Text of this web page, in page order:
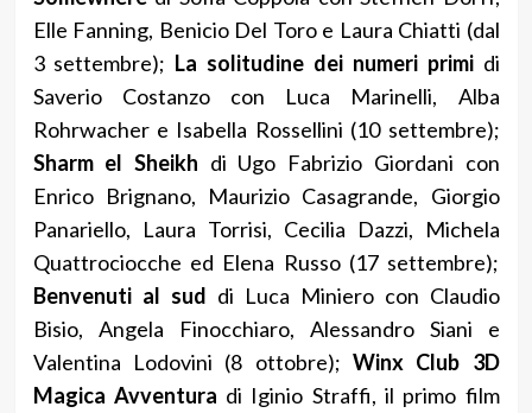
Elle Fanning, Benicio Del Toro e Laura Chiatti (dal
3 settembre); La solitudine dei numeri primidi
Saverio Costanzo con Luca Marinelli, Alba
Rohrwacher e Isabella Rossellini (10 settembre);
Sharm el Sheikh di Ugo Fabrizio Giordani con
Enrico Brignano, Maurizio Casagrande, Giorgio
Panariello, Laura Torrisi, Cecilia Dazzi, Michela
Quattrociocche ed Elena Russo (17 settembre);
Benvenuti al sud di Luca Miniero con Claudio
Bisio, Angela Finocchiaro, Alessandro Siani e
Valentina Lodovini (8 ottobre); Winx Club 3D
Magica Avventura di Iginio Straffi, il primo film